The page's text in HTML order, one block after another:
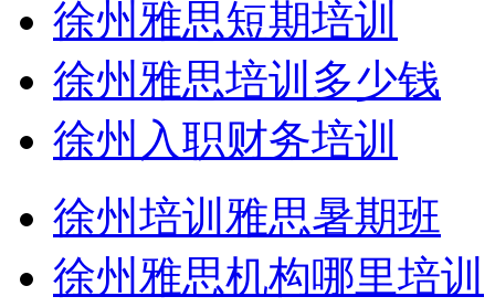
徐州雅思短期培训
徐州雅思培训多少钱
徐州入职财务培训
徐州培训雅思暑期班
徐州雅思机构哪里培训